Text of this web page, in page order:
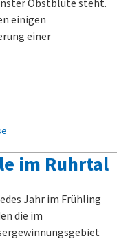
Obstblüte steht.
einigen
einer
im Ruhrtal
Jahr im Frühling
die im